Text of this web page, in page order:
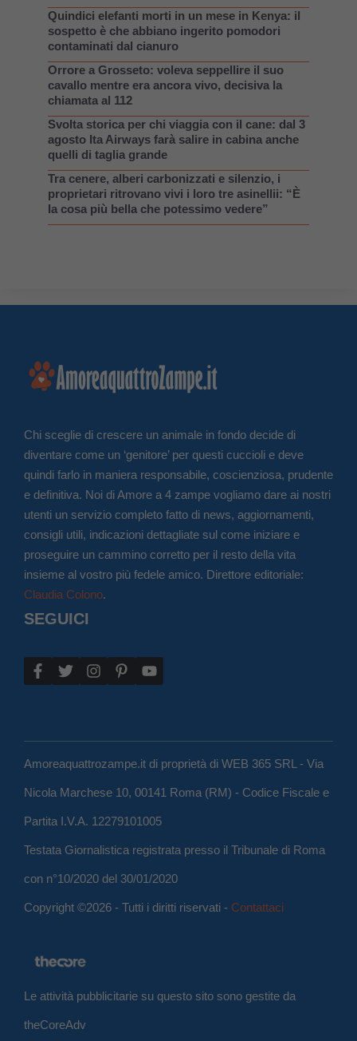
Quindici elefanti morti in un mese in Kenya: il
sospetto è che abbiano ingerito pomodori
contaminati dal cianuro
Orrore a Grosseto: voleva seppellire il suo
cavallo mentre era ancora vivo, decisiva la
chiamata al 112
Svolta storica per chi viaggia con il cane: dal 3
agosto Ita Airways farà salire in cabina anche
quelli di taglia grande
Tra cenere, alberi carbonizzati e silenzio, i
proprietari ritrovano vivi i loro tre asinellii: “È
la cosa più bella che potessimo vedere”
Chi sceglie di crescere un animale in fondo decide di
diventare come un ‘genitore’ per questi cuccioli e deve
quindi farlo in maniera responsabile, coscienziosa, prudente
e definitiva. Noi di Amore a 4 zampe vogliamo dare ai nostri
utenti un servizio completo fatto di news, aggiornamenti,
consigli utili, indicazioni dettagliate sul come iniziare e
proseguire un cammino corretto per il resto della vita
insieme al vostro più fedele amico. Direttore editoriale:
Claudia Colono.
SEGUICI
Amoreaquattrozampe.it di proprietà di WEB 365 SRL - Via
Nicola Marchese 10, 00141 Roma (RM) - Codice Fiscale e
Partita I.V.A. 12279101005
Testata Giornalistica registrata presso il Tribunale di Roma
con n°10/2020 del 30/01/2020
Copyright ©2026 - Tutti i diritti riservati - Contattaci
Le attività pubblicitarie su questo sito sono gestite da
theCoreAdv